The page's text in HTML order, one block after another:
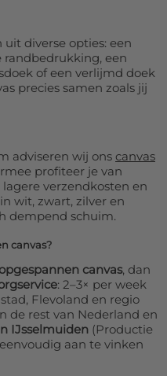
diverse opties: een
een
of een verlijmd doek
precies samen zoals jij
adviseren wij ons canvas
profiteer je van
verzendkosten en
wit, zwart, zilver en
dempend schuim.
canvas?
canvas, dan
: 2–3× per week
Flevoland en regio
de rest van Nederland en
IJsselmuiden (Productie
aan te vinken